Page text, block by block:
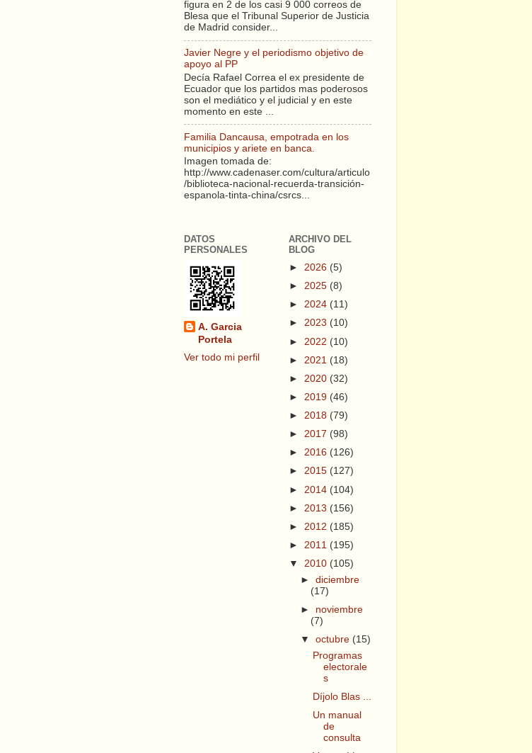
figura en 2 de los casi 9 000 correos de
Blesa que el Tribunal Superior de Justicia
de Madrid consider...
Javier Negre y el periodismo objetivo de
apoyo al PP
Decía Rafael Correa el ex presidente de
Ecuador que los partidos mas poderosos
son el mediático y el judicial y en este
momento en este ...
Familia Dancausa, empotrada en los
municipios y ariete en banca.
Imagen tomada de:
http://www.cadenaser.com/cultura/articulo
/biblioteca-nacional-recuerda-transición-
espanola-tinta-china/csrcs...
DATOS
PERSONALES
A. Garcia
Portela
Ver todo mi perfil
ARCHIVO DEL
BLOG
► 2026 (5)
► 2025 (8)
► 2024 (11)
► 2023 (10)
► 2022 (10)
► 2021 (18)
► 2020 (32)
► 2019 (46)
► 2018 (79)
► 2017 (98)
► 2016 (126)
► 2015 (127)
► 2014 (104)
► 2013 (156)
► 2012 (185)
► 2011 (195)
▼ 2010 (105)
►diciembre
(17)
► noviembre
(7)
▼octubre (15)
Programas
electorale
s
Díjolo Blas ...
Un manual
de
consulta